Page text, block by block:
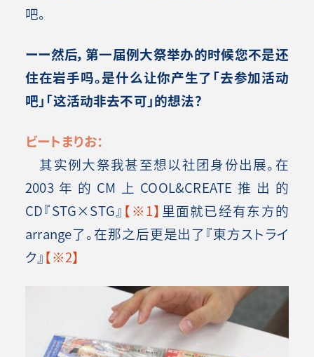
吧。
ーー然后，第一届例大祭举办的时候您不是还
住在岩手吗。是什么让你产生了「去参加活动
吧」「这活动非去不可」的想法？
ビートまりお：
其实例大祭我甚至想以社团身份出展。在
2003年的CM上COOL&CREATE推出的
CD『STG×STG』 【※1】 里面就已经有东方的
arrange了。在那之后更是出了『東方ストライ
ク』【※2】